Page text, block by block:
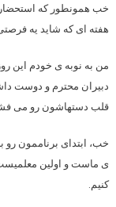
خب همونطور که استحضار
هفته ای که شاید یه
من به نوبه ی خودم این
دبیران محترم و دوست
قلب دستهاشون رو می
خب، ابتدای برناممون رو
ی ماست و اولین
کنیم.